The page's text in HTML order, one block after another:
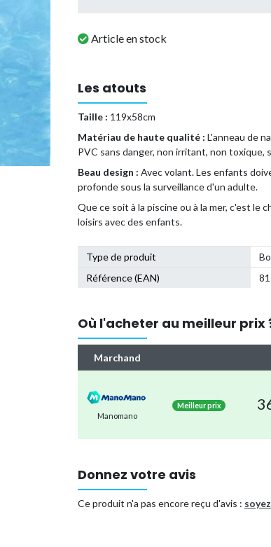
Article en stock
Les atouts
Taille : 119x58cm
Matériau de haute qualité : L'anneau de
PVC sans danger, non irritant, non toxique,
Beau design : Avec volant. Les enfants
profonde sous la surveillance d'un adulte.
Que ce soit à la piscine ou à la mer, c'est le
loisirs avec des enfants.
Type de produit
Référence (EAN)
Où l'acheter au meilleur prix
Marchand
Manomano
Meilleur prix
Donnez votre avis
Ce produit n'a pas encore reçu d'avis :